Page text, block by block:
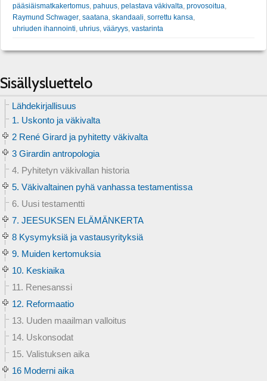
pääsiäismatkakertomus pahuus pelastava väkivalta provosoitua
Raymund Schwager saatana skandaali sorrettu kansa
uhriuden ihannointi uhrius vääryys vastarinta
Sisällysluettelo
Lähdekirjallisuus
1. Uskonto ja väkivalta
2 René Girard ja pyhitetty väkivalta
3 Girardin antropologia
4. Pyhitetyn väkivallan historia
5. Väkivaltainen pyhä vanhassa testamentissa
6. Uusi testamentti
7. JEESUKSEN ELÄMÄNKERTA
8 Kysymyksiä ja vastausyrityksiä
9. Muiden kertomuksia
10. Keskiaika
11. Renesanssi
12. Reformaatio
13. Uuden maailman valloitus
14. Uskonsodat
15. Valistuksen aika
16 Moderni aika